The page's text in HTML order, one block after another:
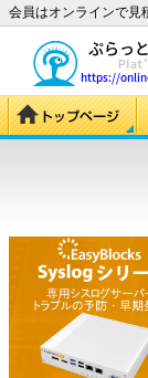
会員はオンラインで見